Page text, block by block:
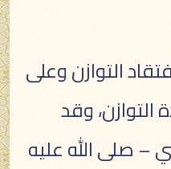
التوازن وعلى
التوازن، وقد
– صلى الله عليه